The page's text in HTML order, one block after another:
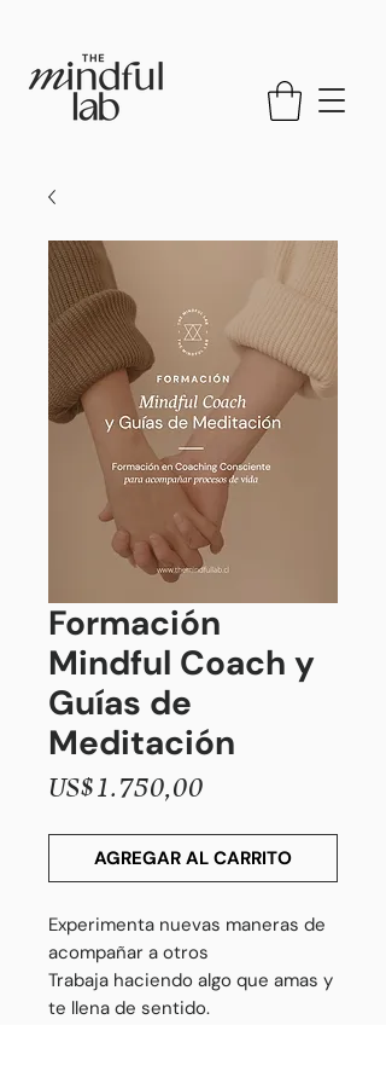
Formación
Mindful Coach y
Guías de
Meditación
US$1.750,00
AGREGAR AL CARRITO
Experimenta nuevas maneras de
acompañar a otros
Trabaja haciendo algo que amas y
te llena de sentido.